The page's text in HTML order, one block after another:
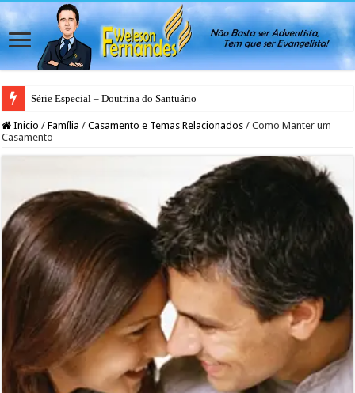
Série Especial – Doutrina do Santuário
Inicio / Família / Casamento e Temas Relacionados / Como Manter um
Casamento